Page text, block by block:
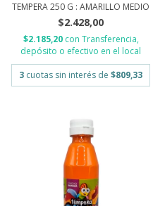
TEMPERA 250 G : AMARILLO MEDIO
$2.428,00
$2.185,20 con Transferencia,
depósito o efectivo en el local
3 cuotas sin interés de $809,33